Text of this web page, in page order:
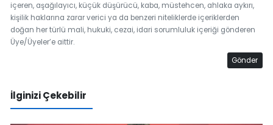
içeren, aşağılayıcı, küçük düşürücü, kaba, müstehcen, ahlaka aykırı,
kişilik haklarına zarar verici ya da benzeri niteliklerde içeriklerden
doğan her türlü mali, hukuki, cezai, idari sorumluluk içeriği gönderen
Üye/Üyeler’e aittir.
Gönder
İlginizi Çekebilir